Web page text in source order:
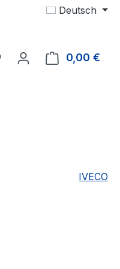
Deutsch
Du hast 0 Produkte auf
0,00 €
IVECO